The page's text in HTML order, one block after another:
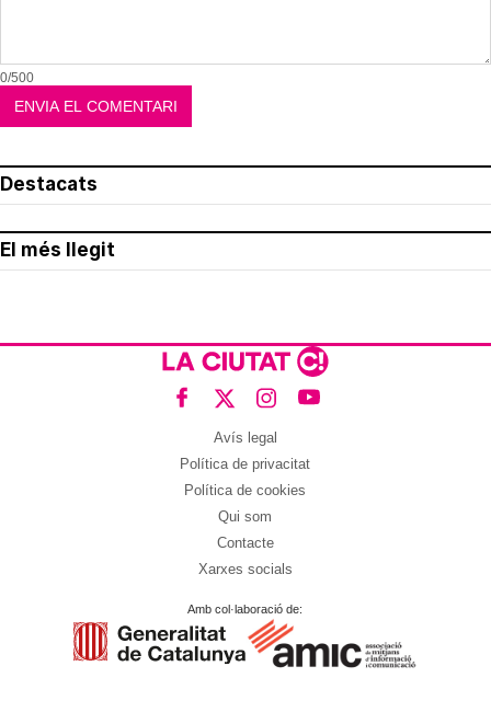
0/500
Destacats
El més llegit
Avís legal
Política de privacitat
Política de cookies
Qui som
Contacte
Xarxes socials
Amb col·laboració de: